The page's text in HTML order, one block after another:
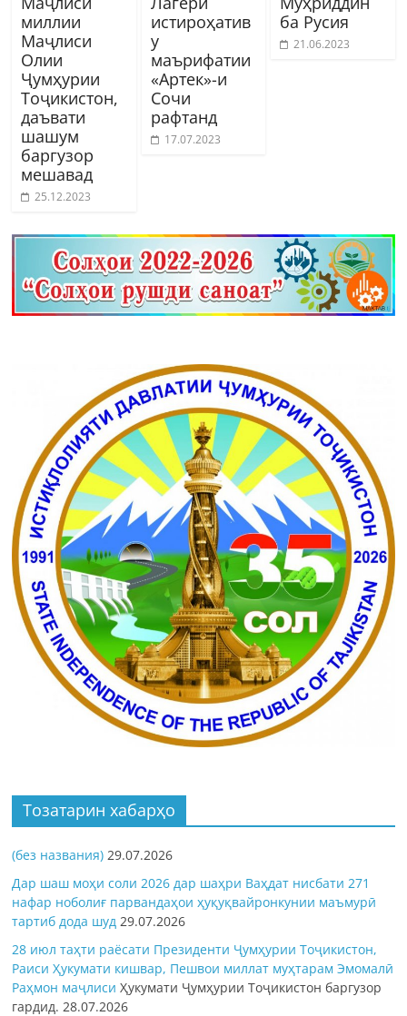
миллии
Маҷлиси
Олии
Ҷумҳурии
Тоҷикистон,
даъвати
шашум
баргузор
мешавад
25.12.2023
истироҳатив
у
маърифатии
«Артек»-и
Сочи
рафтанд
17.07.2023
ба Русия
21.06.2023
Тозатарин хабарҳо
(без названия) 29.07.2026
Дар шаш моҳи соли 2026 дар шаҳри Ваҳдат нисбати 271
нафар ноболиғ парвандаҳои ҳуқуқвайронкунии маъмурӣ
тартиб дода шуд 29.07.2026
28 июл таҳти раёсати Президенти Ҷумҳурии Тоҷикистон,
Раиси Ҳукумати кишвар, Пешвои миллат муҳтарам Эмомалӣ
Раҳмон маҷлисиҲукумати Ҷумҳурии Тоҷикистон баргузор
гардид. 28.07.2026